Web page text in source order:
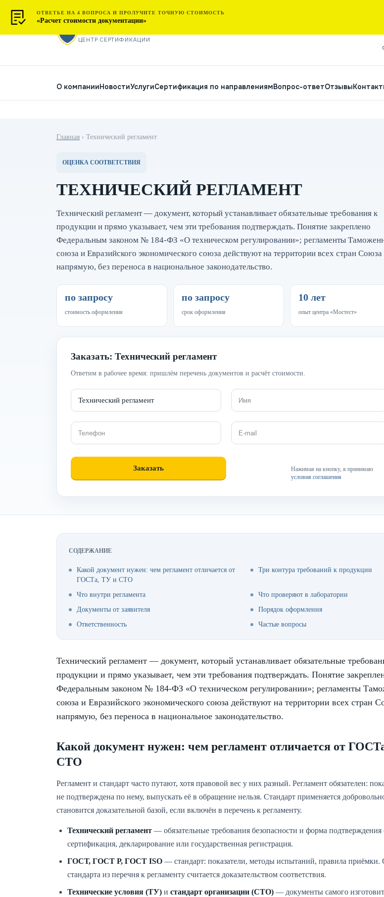
МОСТЕСТ
ЦЕНТР СЕРТИФИКАЦИИ
О компанииНовостиУслугиСертификация по направлениямВопрос-ответОтзывы
Главная › Технический регламент
ОЦЕНКА СООТВЕТСТВИЯ
ТЕХНИЧЕСКИЙ РЕГЛАМЕНТ
Технический регламент — документ, который устанавливает обязательные требования к
продукции и прямо указывает, чем эти требования подтверждать. Понятие закреплено
Федеральным законом № 184-ФЗ «О техническом регулировании»; регламенты
союза и Евразийского экономического союза действуют на территории всех стран Союза
напрямую, без переноса в национальное законодательство.
по запросу
стоимость оформления
по запросу
срок оформления
10 лет
опыт центра «Мостест»
Заказать: Технический регламент
Ответим в рабочее время: пришлём перечень документов и расчёт стоимости.
Нажимая на кнопку, я принимаю
условия соглашения
СОДЕРЖАНИЕ
Какой документ нужен: чем регламент отличается от
ГОСТа, ТУ и СТО
Три контура требований к продукции
Что внутри регламента
Что проверяют в лаборатории
Документы от заявителя
Порядок оформления
Ответственность
Частые вопросы
Технический регламент — документ, который устанавливает обязательные
продукции и прямо указывает, чем эти требования подтверждать. Понятие
Федеральным законом № 184-ФЗ «О техническом регулировании»; регламенты
союза и Евразийского экономического союза действуют на территории всех стран
напрямую, без переноса в национальное законодательство.
Какой документ нужен: чем регламент отличается от
СТО
Регламент и стандарт часто путают, хотя правовой вес у них разный. Регламент обязателен:
не подтверждена по нему, выпускать её в обращение нельзя. Стандарт применяется
становится доказательной базой, если включён в перечень к регламенту.
Технический регламент — обязательные требования безопасности и форма подтверждения
сертификация, декларирование или государственная регистрация.
ГОСТ, ГОСТ Р, ГОСТ ISO — стандарт: показатели, методы испытаний, правила приёмки.
стандарта из перечня к регламенту считается доказательством соответствия.
Технические условия (ТУ) и стандарт организации (СТО) — документы самого
ОТВЕТЬЕ НА 4 ВОПРОСА И ПРОЛУЧИТЕ ТОЧНУЮ СТОИМОСТЬ
«Расчет стоимости документации»